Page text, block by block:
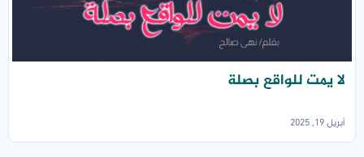
لا يمت للواقع بصلة
أبريل 19, 2025